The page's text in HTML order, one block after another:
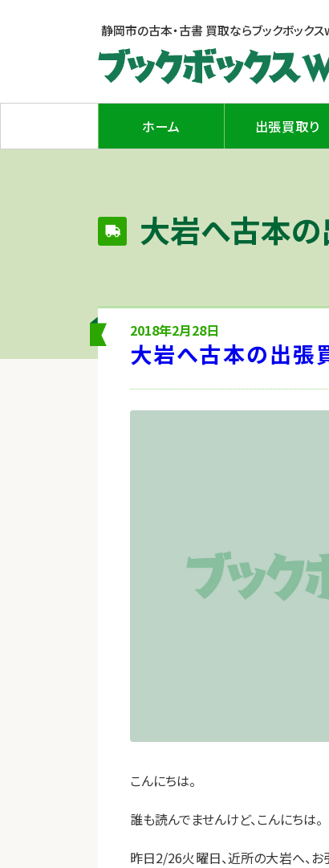
静岡市の古本・古書 買取ならブックボック
ホーム 出張買取り
大岩へ古本
2018年2月28日
大岩へ古本の出張
こんにちは。
誰も読んでませんけど、こんにちは。
昨日2/26火曜日、近所の大岩へ、